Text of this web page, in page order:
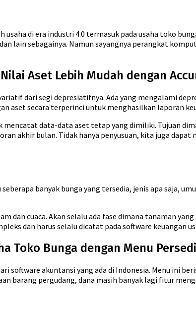
di era industri 4.0 termasuk pada usaha toko
lain sebagainya. Namun sayangnya perangkat
Aset Lebih Mudah dengan
dari segi depresiatifnya. Ada yang mengalami
aset secara terperinci untuk menghasilkan laporan
data-data aset tetap yang dimiliki. Tujuan
akhir bulan. Tidak hanya penyusuan, kita juga
banyak bunga yang tersedia, jenis apa saja,
dan cuaca. Akan selalu ada fase dimana tanaman
dan harus selalu dicatat pada software keuangan
Toko Bunga dengan Menu
software akuntansi yang ada di Indonesia. Menu ini
barang pergudang, dana masih banyak lagi fitur